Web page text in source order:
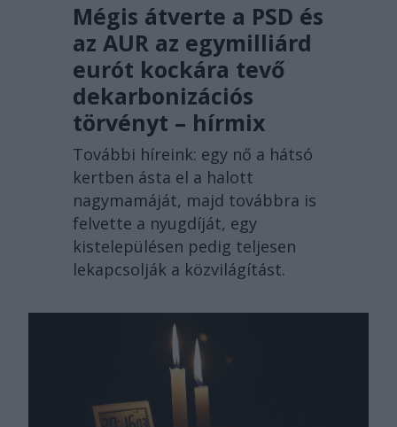
Mégis átverte a PSD és
az AUR az egymilliárd
eurót kockára tevő
dekarbonizációs
törvényt – hírmix
További híreink: egy nő a hátsó
kertben ásta el a halott
nagymamáját, majd továbbra is
felvette a nyugdíját, egy
kistelepülésen pedig teljesen
lekapcsolják a közvilágítást.